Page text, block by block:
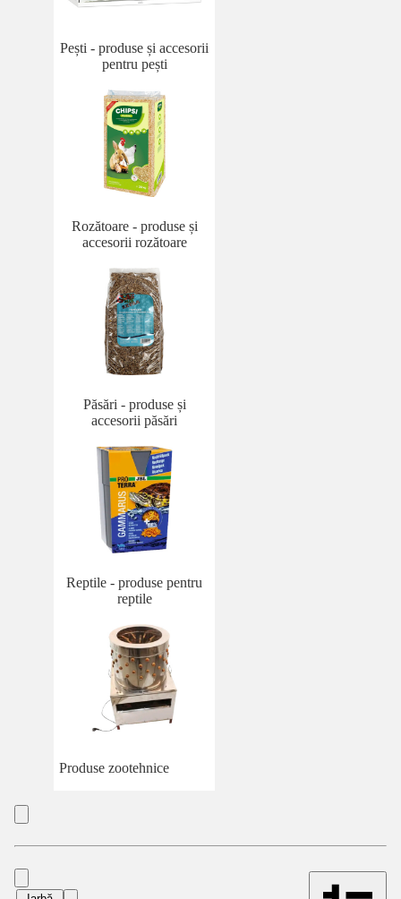
Pești - produse și accesorii
pentru pești
Rozătoare - produse și
accesorii rozătoare
Păsări - produse și
accesorii păsări
Reptile - produse pentru
reptile
Produse zootehnice